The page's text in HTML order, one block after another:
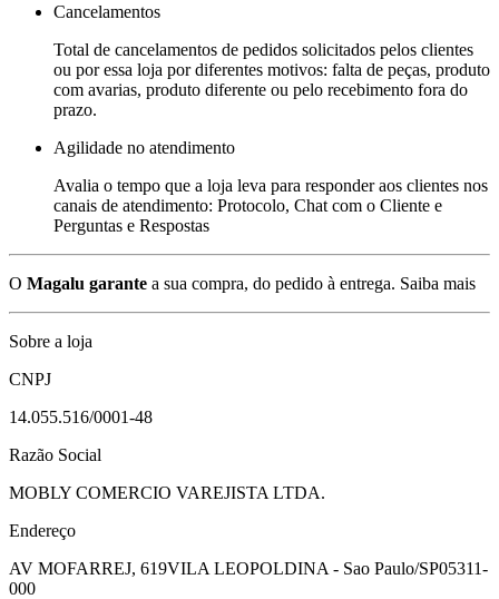
Cancelamentos
Total de cancelamentos de pedidos solicitados pelos clientes
ou por essa loja por diferentes motivos: falta de peças, produto
com avarias, produto diferente ou pelo recebimento fora do
prazo.
Agilidade no atendimento
Avalia o tempo que a loja leva para responder aos clientes nos
canais de atendimento: Protocolo, Chat com o Cliente e
Perguntas e Respostas
O Magalu garante a sua compra, do pedido à entrega. Saiba mais
Sobre a loja
CNPJ
14.055.516/0001-48
Razão Social
MOBLY COMERCIO VAREJISTA LTDA.
Endereço
AV MOFARREJ, 619VILA LEOPOLDINA - Sao Paulo/SP05311-
000